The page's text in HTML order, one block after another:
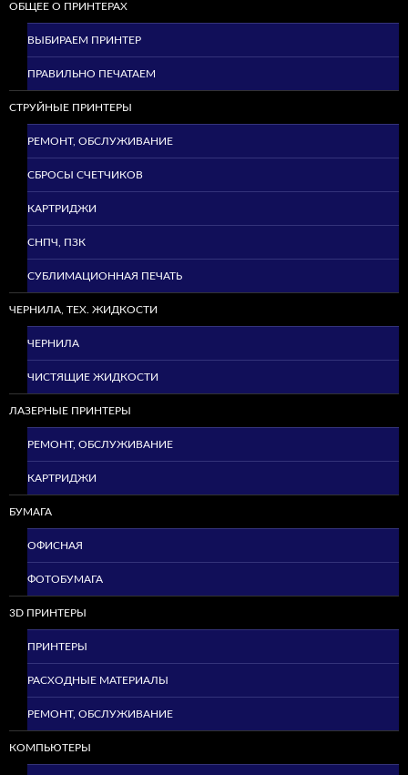
ОБЩЕЕ О ПРИНТЕРАХ
ВЫБИРАЕМ ПРИНТЕР
ПРАВИЛЬНО ПЕЧАТАЕМ
СТРУЙНЫЕ ПРИНТЕРЫ
РЕМОНТ, ОБСЛУЖИВАНИЕ
СБРОСЫ СЧЕТЧИКОВ
КАРТРИДЖИ
СНПЧ, ПЗК
СУБЛИМАЦИОННАЯ ПЕЧАТЬ
ЧЕРНИЛА, ТЕХ. ЖИДКОСТИ
ЧЕРНИЛА
ЧИСТЯЩИЕ ЖИДКОСТИ
ЛАЗЕРНЫЕ ПРИНТЕРЫ
РЕМОНТ, ОБСЛУЖИВАНИЕ
КАРТРИДЖИ
БУМАГА
ОФИСНАЯ
ФОТОБУМАГА
3D ПРИНТЕРЫ
ПРИНТЕРЫ
РАСХОДНЫЕ МАТЕРИАЛЫ
РЕМОНТ, ОБСЛУЖИВАНИЕ
КОМПЬЮТЕРЫ